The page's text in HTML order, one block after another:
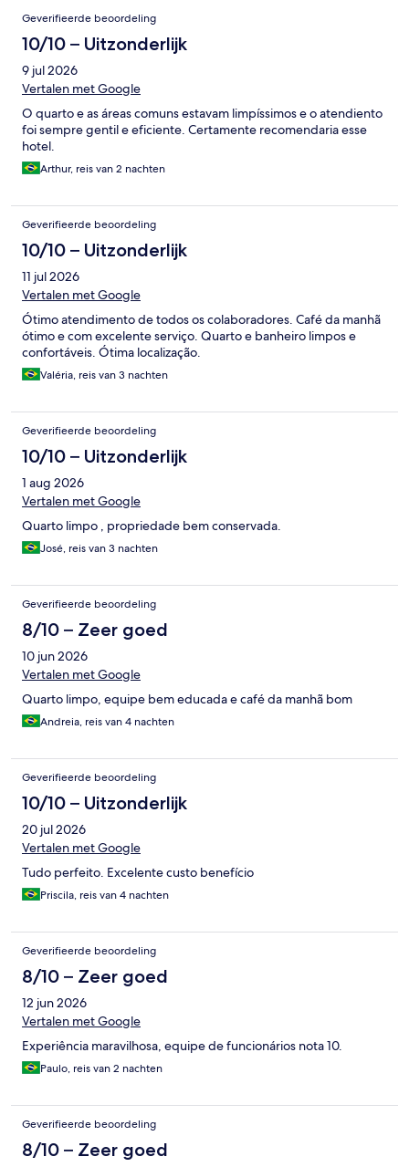
Geverifieerde beoordeling
10/10 – Uitzonderlijk
9 jul 2026
Vertalen met Google
O quarto e as áreas comuns estavam limpíssimos e o atendiento
foi sempre gentil e eficiente. Certamente recomendaria esse
hotel.
Arthur, reis van 2 nachten
Geverifieerde beoordeling
10/10 – Uitzonderlijk
11 jul 2026
Vertalen met Google
Ótimo atendimento de todos os colaboradores. Café da manhã
ótimo e com excelente serviço. Quarto e banheiro limpos e
confortáveis. Ótima localização.
Valéria, reis van 3 nachten
Geverifieerde beoordeling
10/10 – Uitzonderlijk
1 aug 2026
Vertalen met Google
Quarto limpo , propriedade bem conservada.
José, reis van 3 nachten
Geverifieerde beoordeling
8/10 – Zeer goed
10 jun 2026
Vertalen met Google
Quarto limpo, equipe bem educada e café da manhã bom
Andreia, reis van 4 nachten
Geverifieerde beoordeling
10/10 – Uitzonderlijk
20 jul 2026
Vertalen met Google
Tudo perfeito. Excelente custo benefício
Priscila, reis van 4 nachten
Geverifieerde beoordeling
8/10 – Zeer goed
12 jun 2026
Vertalen met Google
Experiência maravilhosa, equipe de funcionários nota 10.
Paulo, reis van 2 nachten
Geverifieerde beoordeling
8/10 – Zeer goed